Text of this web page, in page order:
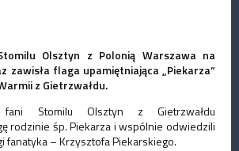
Olsztyn z Polonią Warszawa na
zawisła flaga upamiętniająca „Piekarza”
z Gietrzwałdu.
Stomilu Olsztyn z Gietrzwałdu
rodzinie śp. Piekarza i wspólnie odwiedzili
fanatyka – Krzysztofa Piekarskiego.